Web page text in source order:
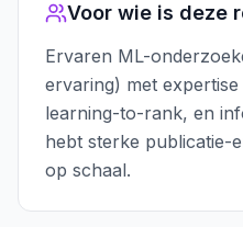
Voor wie is deze
Ervaren ML-
ervaring) met
learning-to-rank, en
hebt sterke publicatie-
op schaal.